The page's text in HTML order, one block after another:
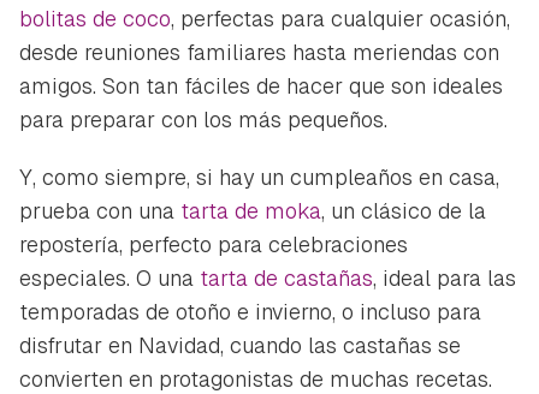
bolitas de coco, perfectas para cualquier ocasión,
desde reuniones familiares hasta meriendas con
amigos. Son tan fáciles de hacer que son ideales
para preparar con los más pequeños.
Y, como siempre, si hay un cumpleaños en casa,
prueba con una tarta de moka, un clásico de la
repostería, perfecto para celebraciones
especiales. O una tarta de castañas, ideal para las
temporadas de otoño e invierno, o incluso para
disfrutar en Navidad, cuando las castañas se
convierten en protagonistas de muchas recetas.